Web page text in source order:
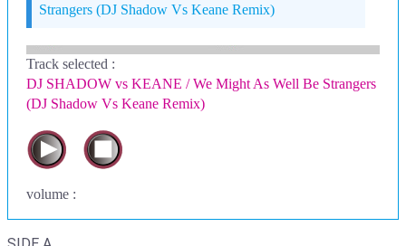
Strangers (DJ Shadow Vs Keane Remix)
Track selected :
DJ SHADOW vs KEANE / We Might As Well Be Strangers
(DJ Shadow Vs Keane Remix)
volume :